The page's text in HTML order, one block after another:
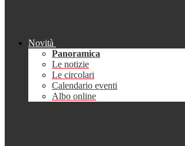
Novità
Panoramica
Le notizie
Le circolari
Calendario eventi
Albo online